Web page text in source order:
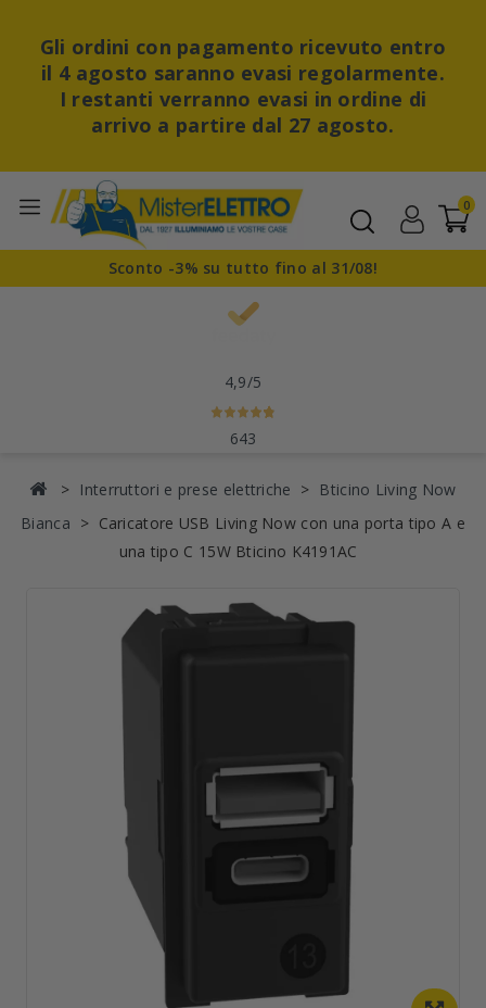
Gli ordini con pagamento ricevuto entro
il 4 agosto saranno evasi regolarmente.
I restanti verranno evasi in ordine di
arrivo a partire dal 27 agosto.
0
Sconto -3% su tutto fino al 31/08!
4,9/5
643
Interruttori e prese elettriche
Bticino Living Now
Bianca
Caricatore USB Living Now con una porta tipo A e
una tipo C 15W Bticino K4191AC